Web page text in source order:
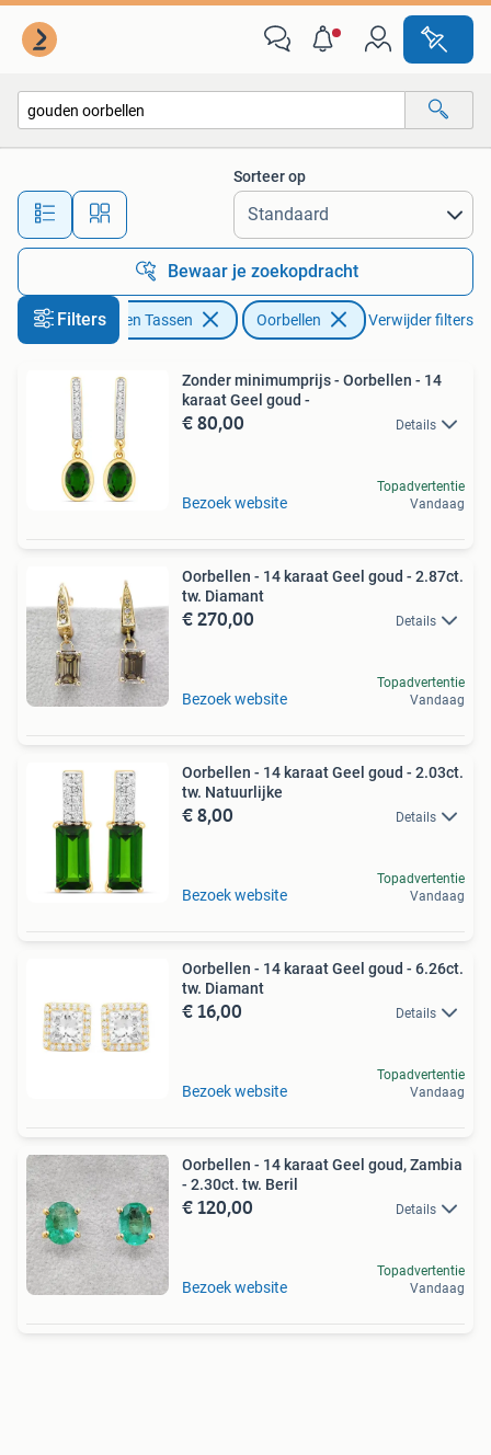
Alle afstanden…
Sorteer op
Bewaar je zoekopdracht
Filters
Sieraden en Tassen Oorbellen Verwijder filters
Zonder minimumprijs - Oorbellen - 14
karaat Geel goud -
€ 80,00 Details
Bezoek website
Topadvertentie
Vandaag
Oorbellen - 14 karaat Geel goud - 2.87ct.
tw. Diamant
€ 270,00 Details
Bezoek website
Topadvertentie
Vandaag
Oorbellen - 14 karaat Geel goud - 2.03ct.
tw. Natuurlijke
€ 8,00 Details
Bezoek website
Topadvertentie
Vandaag
Oorbellen - 14 karaat Geel goud - 6.26ct.
tw. Diamant
€ 16,00 Details
Bezoek website
Topadvertentie
Vandaag
Oorbellen - 14 karaat Geel goud, Zambia
- 2.30ct. tw. Beril
€ 120,00 Details
Bezoek website
Topadvertentie
Vandaag